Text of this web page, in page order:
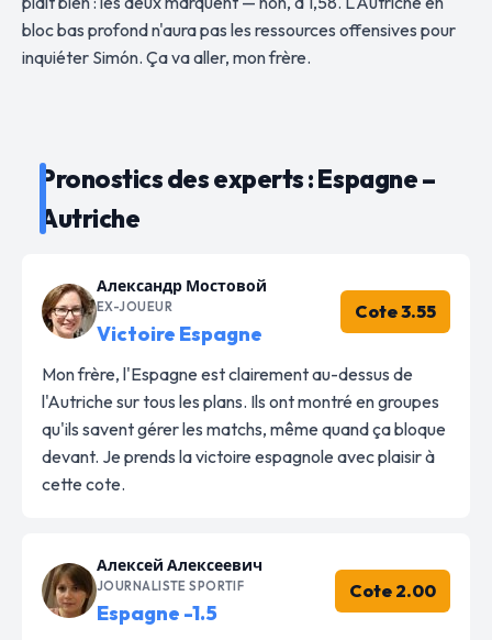
bloc bas profond n'aura pas les ressources offensives pour
inquiéter Simón. Ça va aller, mon frère.
Pronostics des experts : Espagne –
Autriche
Александр Мостовой
EX-JOUEUR
Victoire Espagne
Cote 3.55
Mon frère, l'Espagne est clairement au-dessus de
l'Autriche sur tous les plans. Ils ont montré en groupes
qu'ils savent gérer les matchs, même quand ça bloque
devant. Je prends la victoire espagnole avec plaisir à
cette cote.
Алексей Алексеевич
JOURNALISTE SPORTIF
Espagne -1.5
Cote 2.00